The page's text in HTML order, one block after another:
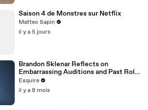
Saison 4 de Monstres sur Netflix
Matteo Sapin
il y a 5 jours
Brandon Sklenar Reflects on
Embarrassing Auditions and Past Roles
| How I Got Here | Esquire
Esquire
il y a 8 mois